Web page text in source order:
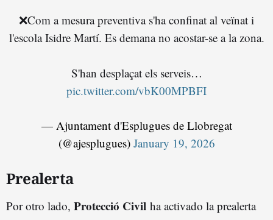
❌Com a mesura preventiva s'ha confinat al veïnat i
l'escola Isidre Martí. Es demana no acostar-se a la zona.
S'han desplaçat els serveis…
pic.twitter.com/vbK00MPBFI
— Ajuntament d'Esplugues de Llobregat
(@ajesplugues) January 19, 2026
Prealerta
Por otro lado, Protecció Civil ha activado la prealerta